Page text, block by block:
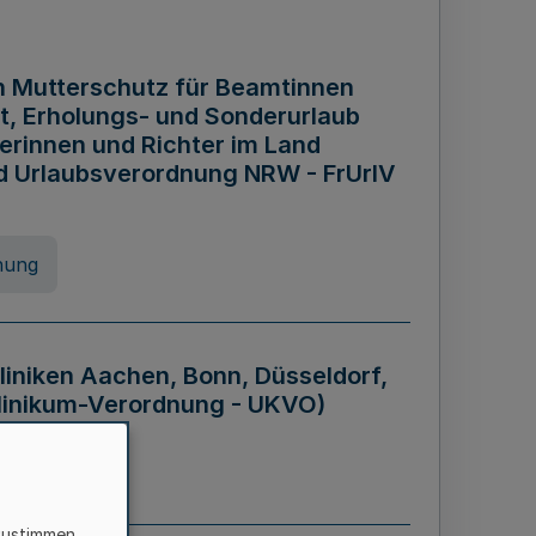
Mutterschutz für Beamtinnen
Erholungs- und Sonderurlaub
und Richter im Land
NRW - FrUrlV
Aachen, Bonn, Düsseldorf,
Verordnung - UKVO)